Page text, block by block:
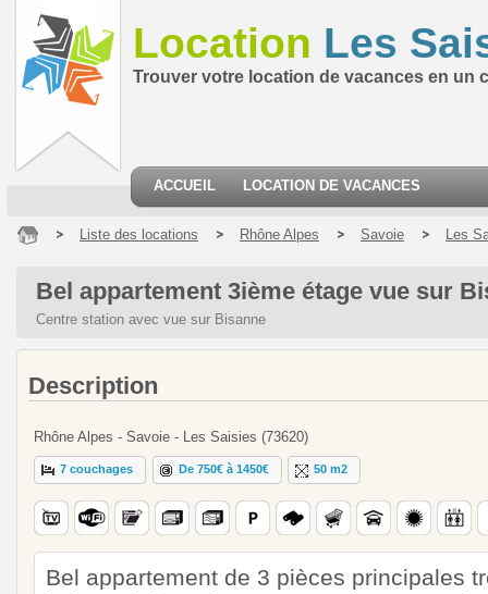
Location Les
Trouver votre location de vacances en un
ACCUEIL LOCATION DE VACANCES
Liste des locations Rhône Alpes Savoie Les
Bel appartement 3ième étage vue sur
Centre station avec vue sur Bisanne
Description
Rhône Alpes - Savoie - Les Saisies (73620)
7 couchages De 750€ à 1450€ 50 m2
Bel appartement de 3 pièces principales